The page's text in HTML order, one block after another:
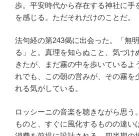
歩。平安時代から存在する神社に手
を感じる。ただそれだけのことだ。
法句経の第243偈に出会った。「無
る」と。真理を知らぬこと、気づけ
きたが、まだ霧の中を歩いているよ
れでも、この朝の営みが、その霧を
れる気がしている。
ロッシーニの音楽を聴きながら思う
ものと、すぐに風化するものの違い